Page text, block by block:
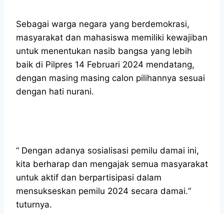
Sebagai warga negara yang berdemokrasi,
masyarakat dan mahasiswa memiliki kewajiban
untuk menentukan nasib bangsa yang lebih
baik di Pilpres 14 Februari 2024 mendatang,
dengan masing masing calon pilihannya sesuai
dengan hati nurani.
“ Dengan adanya sosialisasi pemilu damai ini,
kita berharap dan mengajak semua masyarakat
untuk aktif dan berpartisipasi dalam
mensukseskan pemilu 2024 secara damai.“
tuturnya.